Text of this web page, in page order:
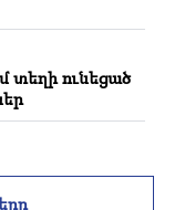
ունեցած